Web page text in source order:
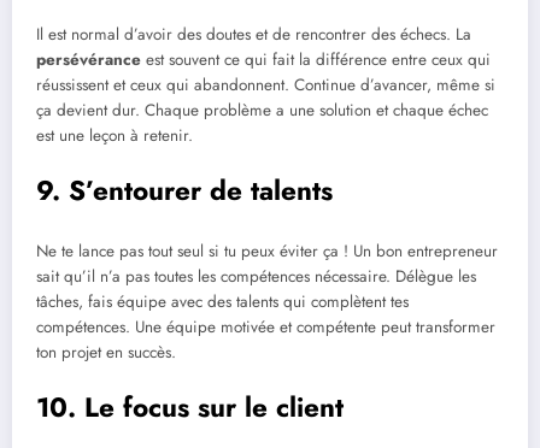
Il est normal d’avoir des doutes et de rencontrer des échecs. La
persévérance est souvent ce qui fait la différence entre ceux qui
réussissent et ceux qui abandonnent. Continue d’avancer, même si
ça devient dur. Chaque problème a une solution et chaque échec
est une leçon à retenir.
9. S’entourer de talents
Ne te lance pas tout seul si tu peux éviter ça ! Un bon entrepreneur
sait qu’il n’a pas toutes les compétences nécessaire. Délègue les
tâches, fais équipe avec des talents qui complètent tes
compétences. Une équipe motivée et compétente peut transformer
ton projet en succès.
10. Le focus sur le client